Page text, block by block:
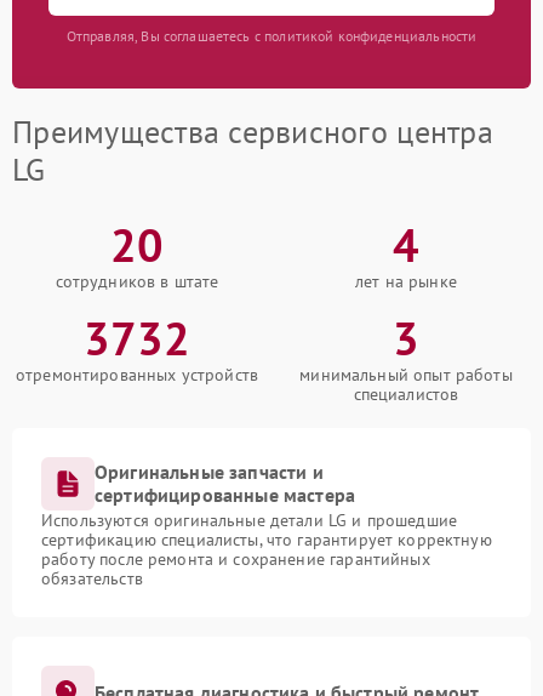
Отправляя, Вы соглашаетесь с политикой конфиденциальности
Преимущества сервисного центра
LG
20
сотрудников в штате
4
лет на рынке
3732
отремонтированных устройств
3
минимальный опыт работы
специалистов
Оригинальные запчасти и
сертифицированные мастера
Используются оригинальные детали LG и прошедшие
сертификацию специалисты, что гарантирует корректную
работу после ремонта и сохранение гарантийных
обязательств